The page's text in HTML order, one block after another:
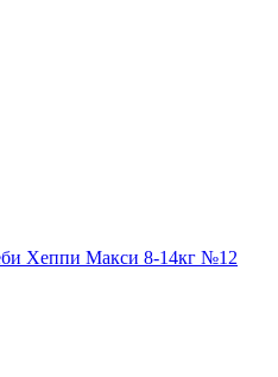
Хеппи Макси 8-14кг №12